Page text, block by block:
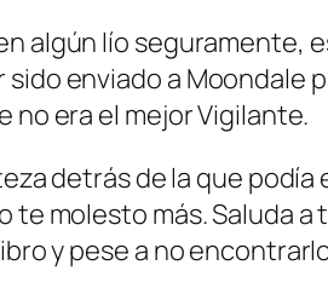
algún lío seguramente,
enviado a Moondale
no era el mejor Vigilante.
detrás de la que
molesto más. Saluda
y pese a no